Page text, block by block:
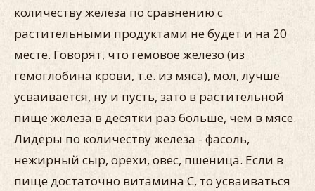
количеству железа по сравнению с
растительными продуктами не будет и на 20
месте. Говорят, что гемовое железо (из
гемоглобина крови, т.е. из мяса), мол, лучше
усваивается, ну и пусть, зато в растительной
пище железа в десятки раз больше, чем в мясе.
Лидеры по количеству железа - фасоль,
нежирный сыр, орехи, овес, пшеница. Если в
пище достаточно витамина С, то усваиваться